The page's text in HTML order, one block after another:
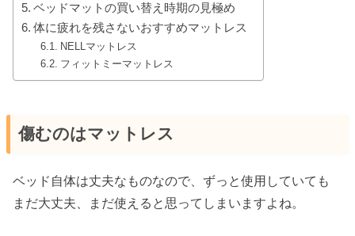
ベッドマットの買い替え時期の見極め
体に疲れを残さないおすすめマットレス
NELLマットレス
フィットミーマットレス
傷むのはマットレス
ベッド自体は丈夫なものなので、ずっと使用していても
まだ大丈夫、まだ使えると思ってしまいますよね。